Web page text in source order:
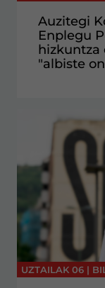
Auzitegi
Enplegu
hizkuntza
"albiste
UZTAILAK 06 |